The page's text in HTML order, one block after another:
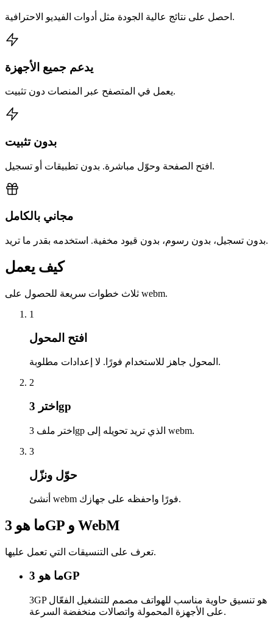
احصل على نتائج عالية الجودة مثل أدوات الفيديو الاحترافية.
يدعم جميع الأجهزة
يعمل في المتصفح عبر المنصات دون تثبيت.
بدون تثبيت
افتح الصفحة وحوّل مباشرة. بدون تطبيقات أو تسجيل.
مجاني بالكامل
بدون تسجيل، بدون رسوم، بدون قيود مخفية. استخدمه بقدر ما تريد.
كيف يعمل
ثلاث خطوات سريعة للحصول على webm.
1
افتح المحول
المحول جاهز للاستخدام فورًا. لا إعدادات مطلوبة.
2
اختر 3gp
اختر ملف 3gp الذي تريد تحويله إلى webm.
3
حوّل ونزّل
أنشئ webm فورًا واحفظه على جهازك.
ما هو 3GP و WebM
تعرف على التنسيقات التي تعمل عليها.
ما هو 3GP
3GP هو تنسيق حاوية مناسب للهواتف مصمم للتشغيل الفعّال
على الأجهزة المحمولة واتصالات منخفضة السرعة.